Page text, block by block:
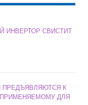
ИНВЕРТОР СВИСТИТ
ПРЕДЪЯВЛЯЮТСЯ К
ПРИМЕНЯЕМОМУ ДЛЯ